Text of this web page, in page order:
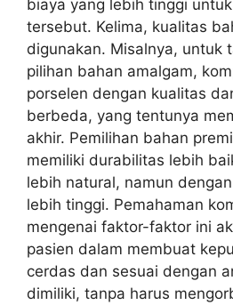
biaya yang lebih tinggi
tersebut. Kelima, kualitas
digunakan. Misalnya, untuk
pilihan bahan amalgam,
porselen dengan kualitas
berbeda, yang tentunya
akhir. Pemilihan bahan
memiliki durabilitas lebih
lebih natural, namun
lebih tinggi. Pemahaman
mengenai faktor-faktor ini
pasien dalam membuat
cerdas dan sesuai dengan
dimiliki, tanpa harus